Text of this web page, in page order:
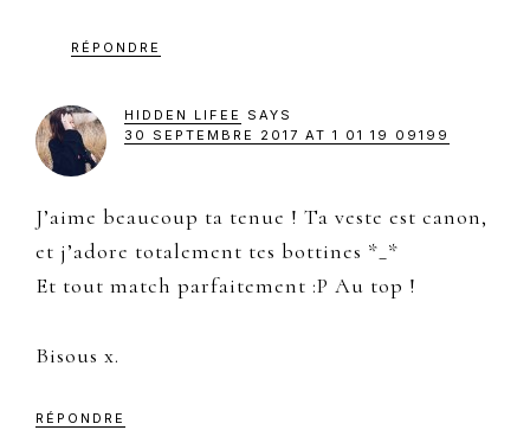
RÉPONDRE
HIDDEN LIFEE
SAYS
30 SEPTEMBRE 2017 AT 1 01 19 09199
J’aime beaucoup ta tenue ! Ta veste est canon,
et j’adore totalement tes bottines *_*
Et tout match parfaitement :P Au top !
Bisous x.
RÉPONDRE